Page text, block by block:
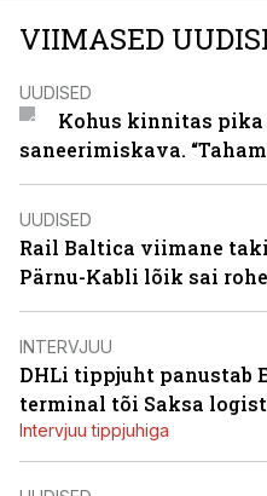
VIIMASED
UUDISED
Kohus kinnitas
saneerimiskava.
UUDISED
Rail Baltica viimane
Pärnu-Kabli lõik sai
INTERVJUU
DHLi tippjuht panustab
terminal tõi Saksa
Intervjuu tippjuhiga